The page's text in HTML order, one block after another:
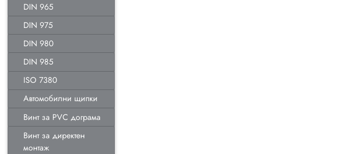
DIN 965
DIN 975
DIN 980
DIN 985
ISO 7380
Автомобилни щипки
Винт за PVC дограма
Винт за директен
монтаж